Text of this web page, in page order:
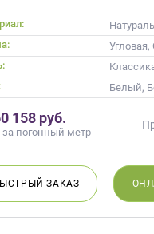
Угловая,
Белый,
158 руб.
погонный метр
ЗАКАЗ